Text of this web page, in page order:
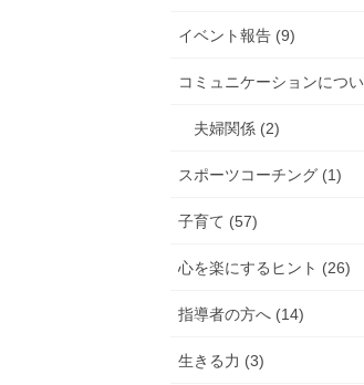
イベント報告 (9)
コミュニケーションにつ
夫婦関係 (2)
スポーツコーチング (1)
子育て (57)
心を楽にするヒント (26)
指導者の方へ (14)
生きる力 (3)